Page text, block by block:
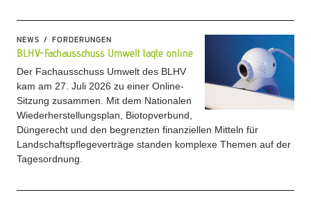
NEWS FORDERUNGEN
BLHV-Fachausschuss Umwelt tagte online
Der Fachausschuss Umwelt des BLHV
kam am 27. Juli 2026 zu einer Online-
Sitzung zusammen. Mit dem Nationalen
Wiederherstellungsplan, Biotopverbund,
Düngerecht und den begrenzten finanziellen Mitteln für
Landschaftspflegeverträge standen komplexe Themen auf der
Tagesordnung.